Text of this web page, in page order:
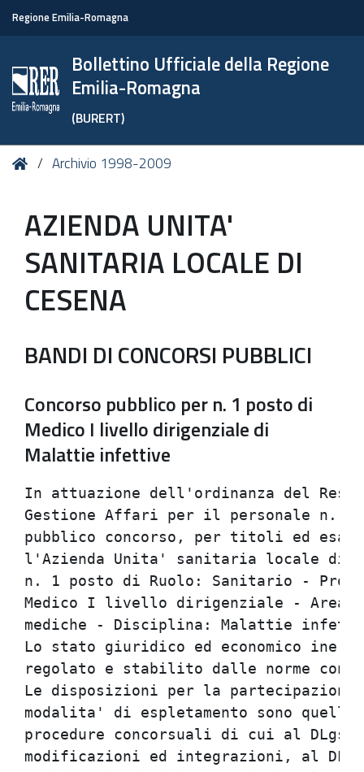
Regione Emilia-Romagna
Bollettino Ufficiale della Regione
Emilia-Romagna
(BURERT)
Tu HomeArchivio 1998-2009
AZIENDA UNITA'
SANITARIA LOCALE DI
CESENA
BANDI DI CONCORSI PUBBLICI
Concorso pubblico per n. 1 posto di
Medico I livello dirigenziale di
Malattie infettive
In attuazione dell'ordinanza del Responsabile Unita' Operativa                  
Gestione Affari per il personale n. 158 del 20/4/1998, e' bandito               
pubblico concorso, per titoli ed esami, per la copertura, presso                
l'Azienda Unita' sanitaria locale di Cesena di                                  
n. 1 posto di Ruolo: Sanitario - Profilo professionale: Medici -                
Medico I livello dirigenziale - Area medica e delle specialita'                 
mediche - Disciplina: Malattie infettive.                                       
Lo stato giuridico ed economico inerente al posto messo a concorso e'           
regolato e stabilito dalle norme contrattuali vigenti.                          
Le disposizioni per la partecipazione al concorso e le relative                 
modalita' di espletamento sono quelle stabilite dalle norme e                   
procedure concorsuali di cui al DLgs 30/12/1992, n. 502 e successive            
modificazioni ed integrazioni, al DLgs 3/2/1993, n. 29 e successive             
modificazioni ed integrazioni, al DPR 10/12/1997, n. 483, nonche' al            
DPR 10/12/1997, n. 484.                                                         
A norma dell'art. 7 del DLgs 3/2/1993, n. 29, e successive                      
modificazioni, e' garantita parita' e pari opportunita' tra uomini e            
donne per l'accesso al lavoro ed al relativo trattamento sul lavoro.            
1) Requisiti di ammissione                                                      
Possono partecipare al concorso coloro che siano in possesso dei                
seguenti requisiti:                                                             
a) cittadinanza italiana, salve le equiparazioni stabilite dalle                
leggi vigenti, o cittadinanza di uno dei Paesi dell'Unione Europea;             
b) idoneita' fisica all'impiego. L'accertamento dell'idoneita' fisica           
all'impiego sara' effettuato a cura della Azienda Unita' sanitaria              
locale, prima dell'immissione in servizio. Per il personale                     
dipendente da pubbliche Amministrazioni, ovvero dipendente dagli                
Ospedali ed Enti di cui agli artt. 25 e 26, comma 1, DPR 20/12/1979,            
n. 761, si dara' luogo ad accertamenti preventivi all'assunzione, ai            
sensi dell'art. 16, comma 2, paragrafo a) del DLgs 19/9/1994, n. 626;           
c) laurea in Medicina e Chirurgia;                                              
d) specializzazione nella disciplina oggetto del concorso ovvero in             
disciplina equipollente. Ai sensi dell'art. 74, DPR 10/12/1997, n.              
483, limitatamente ad un biennio dall'entrata in vigore del predetto            
decreto, la specializzazione nella disciplina puo' essere sostituita            
dalla specializzazione in una disciplina affine;                                
e) iscrizione all'Albo dell'Ordine dei medici-chirurghi. L'iscrizione           
al corripondente Albo professionale di uno dei Paesi dell'Unione                
Europea consente la partecipazione ai concorsi, fermo restando                  
l'obbligo dell'iscrizione all'Albo in Italia prima dell'assunzione in           
servizio. All'atto dell'assunzione del vincitore, l'iscrizione dovra'           
essere attestata da certificato in data non anteriore a sei mesi da             
quella della comunicazione di nomina, da cui risulti comunque una               
data di iscrizione antecedente a quella di scadenza del bando.                  
Il personale del ruolo sanitario in servizio di ruolo alla data                 
dell'1/2/1998, e' esentato dal requisito della specializzazione nella           
disciplina relativa al posto di ruolo gia' ricoperto alla predetta              
data per la partecipazione ai concorsi presso le Aziende Unita'                 
sanitarie locali e le Aziende Ospedaliere diverse da quelle di                  
appartenenza.                                                                   
Tutti i suddetti requisiti devono essere posseduti alla data di                 
scadenza del termine stabilito per la presentazione delle domande di            
ammissione.                                                                     
Non possono accedere agli impieghi coloro che siano stati esclusi               
dall'elettorato attivo nonche' coloro che siano stati dispensati                
dall'impiego presso